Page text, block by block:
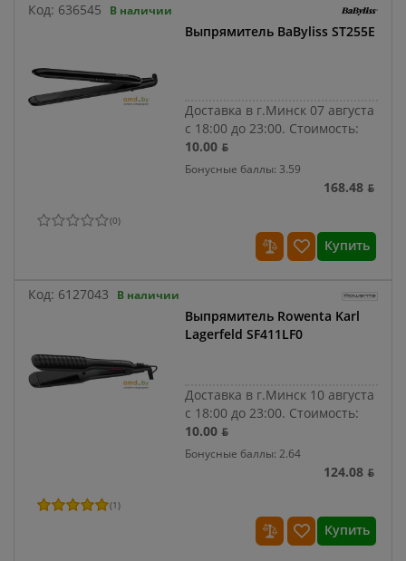
Код: 636545 В наличии
Выпрямитель BaByliss ST255E
Доставка в г.Минск 07 августа
с 18:00 до 23:00. Стоимость:
10.00 ƃ
Бонусные баллы: 3.59
168.48 ƃ
(0)
Купить
Код: 6127043 В наличии
Выпрямитель Rowenta Karl
Lagerfeld SF411LF0
Доставка в г.Минск 10 августа
с 18:00 до 23:00. Стоимость:
10.00 ƃ
Бонусные баллы: 2.64
124.08 ƃ
(1)
Купить